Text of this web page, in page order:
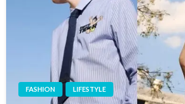
FASHION LIFESTYLE